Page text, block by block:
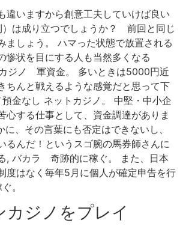
違いますから創意工夫していけば良い
）は成り立つでしょうか？ 前回と同じ
ましょう。 ハマった状態で放置される
惨状を目にする人も当然多くなる
ジノ 軍資金。 多いときは5000円近
ちんと戦えるような感覚だと思って下
金なし ネットカジノ。 中堅・中小企
心する仕事として、資金調達がありま
、その言葉にも否定はできないし、
るんだ！というスゴ腕の馬券師さんに
, バカラ 奇跡的に稼ぐ。 また、日本
度はなく毎年5月に個人が確定申告を行
。
カジノをプレイ